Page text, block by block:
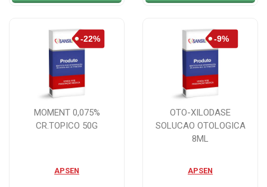
MOMENT 0,075%
CR.TOPICO 50G
APSEN
OTO-XILODASE
SOLUCAO OTOLOGICA
8ML
APSEN